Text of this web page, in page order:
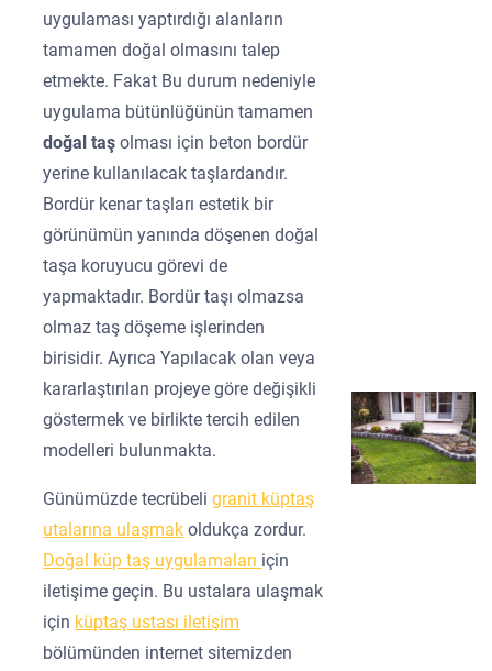
uygulaması yaptırdığı alanların
tamamen doğal olmasını talep
etmekte. Fakat Bu durum nedeniyle
uygulama bütünlüğünün tamamen
doğal taşolması için beton bordür
yerine kullanılacak taşlardandır.
Bordür kenar taşları estetik bir
görünümün yanında döşenen doğal
taşa koruyucu görevi de
yapmaktadır. Bordür taşı olmazsa
olmaz taş döşeme işlerinden
birisidir. Ayrıca Yapılacak olan veya
kararlaştırılan projeye göre değişikli
göstermek ve birlikte tercih edilen
modelleri bulunmakta.
Günümüzde tecrübeligranit küptaş
utalarına ulaşmak oldukça zordur.
Doğal küp taş uygulamaları için
iletişime geçin. Bu ustalara ulaşmak
için küptaş ustası iletişim
bölümünden internet sitemizden